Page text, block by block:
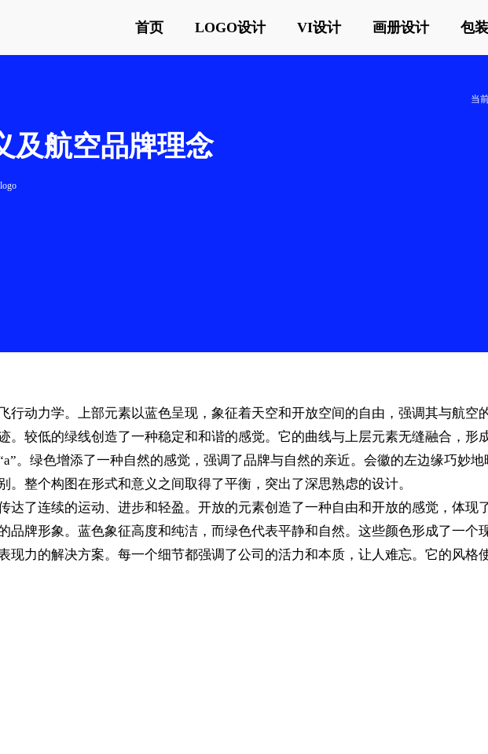
首页 LOGO设计 VI设计 画册设计 包
当
及航空品牌理念
行动力学。上部元素以蓝色呈现，象征着天空和开放空间的自由，强调其与航
较低的绿线创造了一种稳定和和谐的感觉。它的曲线与上层元素无缝融合，形
。绿色增添了一种自然的感觉，强调了品牌与自然的亲近。会徽的左边缘巧妙
整个构图在形式和意义之间取得了平衡，突出了深思熟虑的设计。
达了连续的运动、进步和轻盈。开放的元素创造了一种自由和开放的感觉，体现
品牌形象。蓝色象征高度和纯洁，而绿色代表平静和自然。这些颜色形成了一个
力的解决方案。每一个细节都强调了公司的活力和本质，让人难忘。它的风格